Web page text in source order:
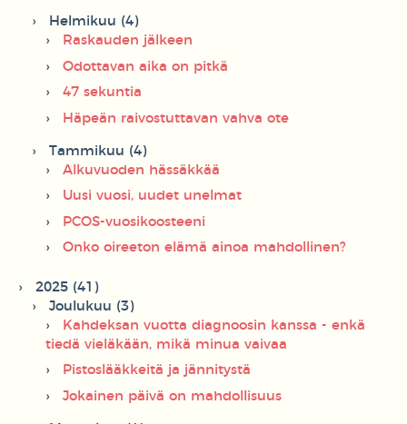
Helmikuu (4)
Raskauden jälkeen
Odottavan aika on pitkä
47 sekuntia
Häpeän raivostuttavan vahva ote
Tammikuu (4)
Alkuvuoden hässäkkää
Uusi vuosi, uudet unelmat
PCOS-vuosikoosteeni
Onko oireeton elämä ainoa mahdollinen?
2025 (41)
Joulukuu (3)
Kahdeksan vuotta diagnoosin kanssa - enkä
tiedä vieläkään, mikä minua vaivaa
Pistoslääkkeitä ja jännitystä
Jokainen päivä on mahdollisuus